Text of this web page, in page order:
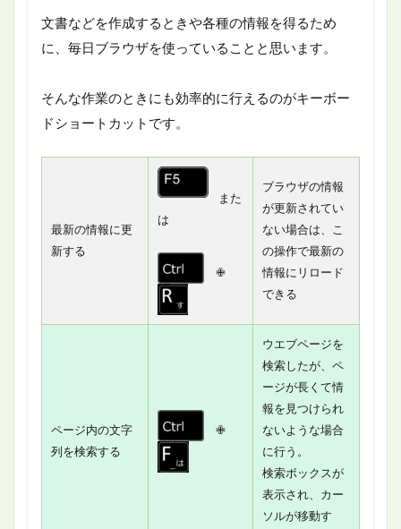
文書などを作成するときや各種の情報を得るため
に、毎日ブラウザを使っていることと思います。
そんな作業のときにも効率的に行えるのがキーボー
ドショートカットです。
最新の情報に更
新する
また
は
✙
ブラウザの情報
が更新されてい
ない場合は、こ
の操作で最新の
情報にリロード
できる
ページ内の文字
列を検索する
✙
ウエブページを
検索したが、ペ
ージが長くて情
報を見つけられ
ないような場合
に行う。
検索ボックスが
表示され、カー
ソルが移動す